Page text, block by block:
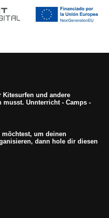
Kitesurfen und andere
musst. Unnterricht - Camps -
möchtest, um deinen
dann hole dir diesen